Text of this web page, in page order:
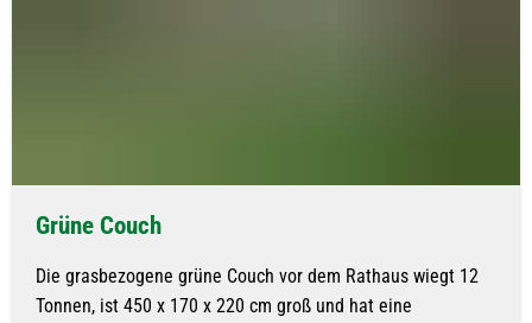
Grüne Couch
Die grasbezogene grüne Couch vor dem Rathaus wiegt 12
Tonnen, ist 450 x 170 x 220 cm groß und hat eine